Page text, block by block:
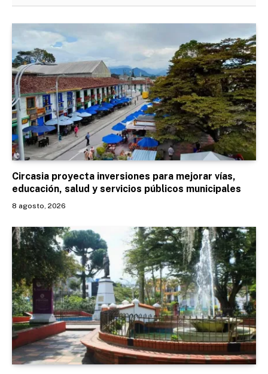
Circasia proyecta inversiones para mejorar vías,
educación, salud y servicios públicos municipales
8 agosto, 2026